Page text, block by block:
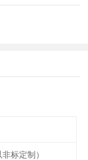
标定制）